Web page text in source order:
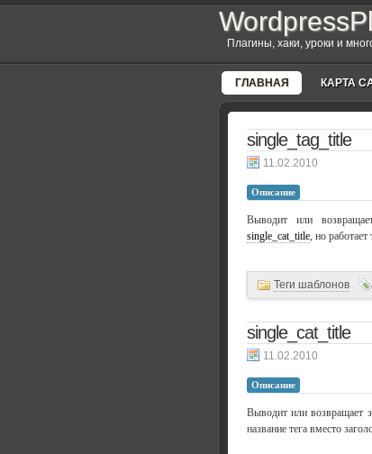
Плагины, хаки, уроки и
ГЛАВНАЯ КАРТА
single_tag_title
11.02.2010
Описание
Выводит или
single_cat_title, но работает
Теги шаблонов
single_cat_title
11.02.2010
Описание
Выводит или возвращает
название тега вместо